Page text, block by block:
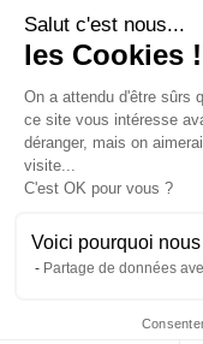
Salut c'est nous...
les Cookies !
On a attendu d'être sûrs
ce site vous intéresse
déranger, mais on
visite...
C'est OK pour vous ?
Voici pourquoi
Partage de données